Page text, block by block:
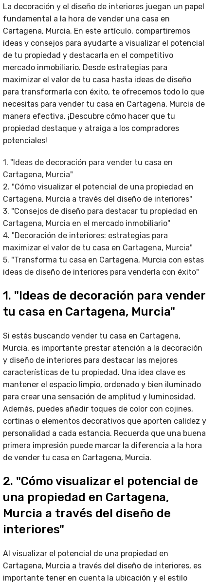
La decoración y el diseño de interiores juegan un papel
fundamental a la hora de vender una casa en
Cartagena, Murcia. En este artículo, compartiremos
ideas y consejos para ayudarte a visualizar el potencial
de tu propiedad y destacarla en el competitivo
mercado inmobiliario. Desde estrategias para
maximizar el valor de tu casa hasta ideas de diseño
para transformarla con éxito, te ofrecemos todo lo que
necesitas para vender tu casa en Cartagena, Murcia de
manera efectiva. ¡Descubre cómo hacer que tu
propiedad destaque y atraiga a los compradores
potenciales!
1. "Ideas de decoración para vender tu casa en
Cartagena, Murcia"
2. "Cómo visualizar el potencial de una propiedad en
Cartagena, Murcia a través del diseño de interiores"
3. "Consejos de diseño para destacar tu propiedad en
Cartagena, Murcia en el mercado inmobiliario"
4. "Decoración de interiores: estrategias para
maximizar el valor de tu casa en Cartagena, Murcia"
5. "Transforma tu casa en Cartagena, Murcia con estas
ideas de diseño de interiores para venderla con éxito"
1. "Ideas de decoración para vender
tu casa en Cartagena, Murcia"
Si estás buscando vender tu casa en Cartagena,
Murcia, es importante prestar atención a la decoración
y diseño de interiores para destacar las mejores
características de tu propiedad. Una idea clave es
mantener el espacio limpio, ordenado y bien iluminado
para crear una sensación de amplitud y luminosidad.
Además, puedes añadir toques de color con cojines,
cortinas o elementos decorativos que aporten calidez y
personalidad a cada estancia. Recuerda que una buena
primera impresión puede marcar la diferencia a la hora
de vender tu casa en Cartagena, Murcia.
2. "Cómo visualizar el potencial de
una propiedad en Cartagena,
Murcia a través del diseño de
interiores"
Al visualizar el potencial de una propiedad en
Cartagena, Murcia a través del diseño de interiores, es
importante tener en cuenta la ubicación y el estilo